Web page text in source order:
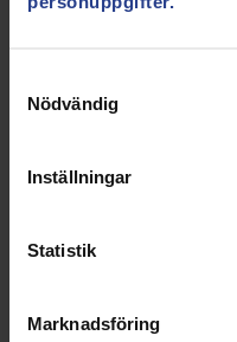
Nödvändig
Inställningar
Statistik
Marknadsföring
viktigaste fråga. Låt
valet.
Nominera till
Djurönäset utanför
framtiden? Kanske är
och flera perspektiv